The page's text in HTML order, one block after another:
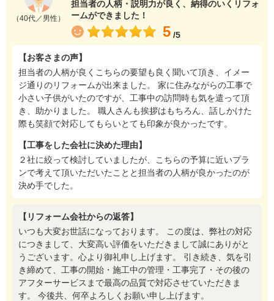
（40代／男性）
担当者の人柄・説明力が良く、納得のいくリフォ
ームができました！
5 /5
【お客さまの声】
担当者の人柄が良くこちらの要望も良く聞いて頂き、イメー
ジ通りのリフォームが出来ました。 家に住みながらの工事で
小さい子供がいたのですが、工事中の訪問時も気を遣って頂
き、助かりました。 職人さんも挨拶はもちろん、話しかけた
際も笑顔で対応してもらいとても印象が良かったです。
【工事をした会社に決めた理由】
２社に絞って検討していましたが、こちらの予算に近いプラ
ンで考えて頂いただいたことと担当者の人柄が良かったのが
決め手でした。
【リフォーム会社からの返答】
いつも大変お世話になっております。 この度は、弊社の対応
につきまして、大変高い評価をいただきまして誠にありがと
うございます。心より御礼申し上げます。 引き続き、気を引
き締めて、工事の開始・施工中の管理・工事完了・その後の
アフターサービスまで最高の品質で対応させていただきま
す。 今後共、何卒よろしくお願い申し上げます。